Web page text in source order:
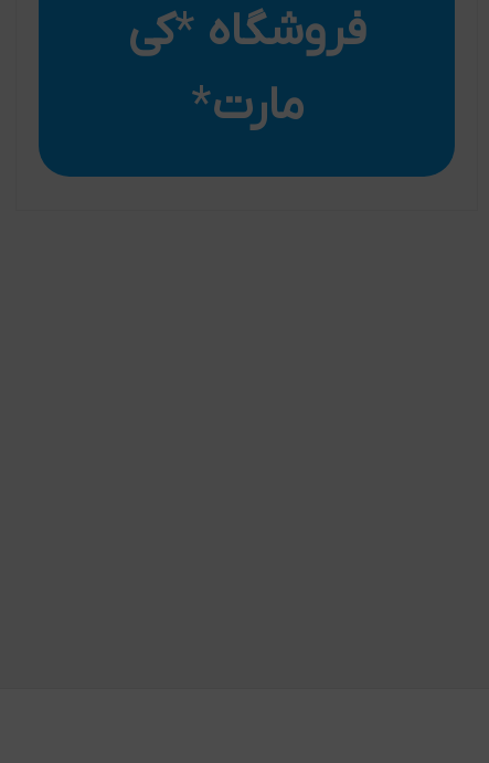
فروشگاه *کی
مارت*